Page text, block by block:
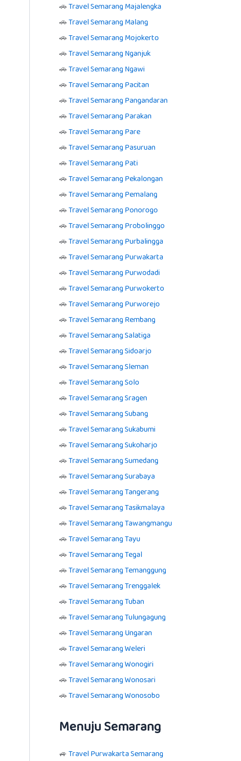
🚗Travel Semarang Majalengka
🚗Travel Semarang Malang
🚗Travel Semarang Mojokerto
🚗Travel Semarang Nganjuk
🚗Travel Semarang Ngawi
🚗Travel Semarang Pacitan
🚗Travel Semarang Pangandaran
🚗Travel Semarang Parakan
🚗Travel Semarang Pare
🚗Travel Semarang Pasuruan
🚗Travel Semarang Pati
🚗Travel Semarang Pekalongan
🚗Travel Semarang Pemalang
🚗Travel Semarang Ponorogo
🚗Travel Semarang Probolinggo
🚗Travel Semarang Purbalingga
🚗Travel Semarang Purwakarta
🚗Travel Semarang Purwodadi
🚗Travel Semarang Purwokerto
🚗Travel Semarang Purworejo
🚗Travel Semarang Rembang
🚗Travel Semarang Salatiga
🚗Travel Semarang Sidoarjo
🚗Travel Semarang Sleman
🚗Travel Semarang Solo
🚗Travel Semarang Sragen
🚗Travel Semarang Subang
🚗Travel Semarang Sukabumi
🚗Travel Semarang Sukoharjo
🚗Travel Semarang Sumedang
🚗Travel Semarang Surabaya
🚗Travel Semarang Tangerang
🚗Travel Semarang Tasikmalaya
🚗Travel Semarang Tawangmangu
🚗Travel Semarang Tayu
🚗Travel Semarang Tegal
🚗Travel Semarang Temanggung
🚗Travel Semarang Trenggalek
🚗Travel Semarang Tuban
🚗Travel Semarang Tulungagung
🚗Travel Semarang Ungaran
🚗Travel Semarang Weleri
🚗Travel Semarang Wonogiri
🚗Travel Semarang Wonosari
🚗Travel Semarang Wonosobo
Menuju Semarang
🚙 Travel Purwakarta Semarang